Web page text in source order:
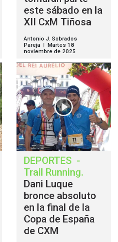
este sábado en la
XII CxM Tiñosa
Antonio J. Sobrados
Pareja | Martes 18
noviembre de 2025
DEPORTES -
Trail Running.
Dani Luque
bronce absoluto
en la final de la
Copa de España
de CXM